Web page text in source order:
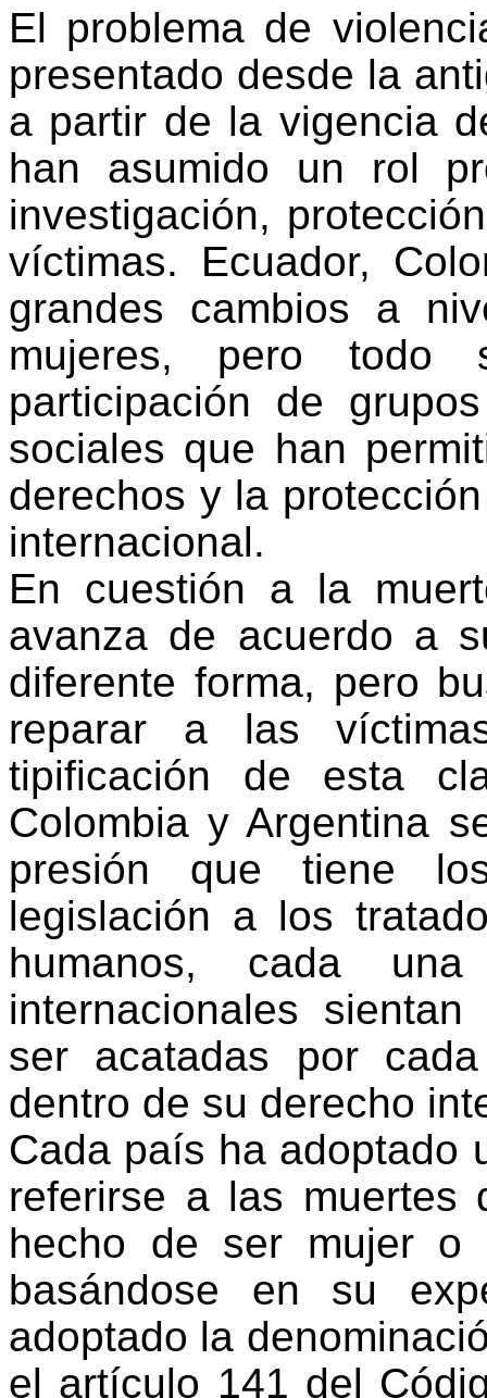
El problema de
presentado desde la
a partir de la vigencia
han asumido un rol
investigación,
víctimas. Ecuador,
grandes cambios a
mujeres, pero
participación de
sociales que han
derechos y la
internacional.
En cuestión a la
avanza de acuerdo a
diferente forma, pero
reparar a las
tipificación de esta
Colombia y Argentina
presión que tiene
legislación a los
humanos, cada
internacionales
ser acatadas por
dentro de su derecho
Cada país ha adoptado
referirse a las
hecho de ser mujer o
basándose en su
adoptado la
el artículo 141 del